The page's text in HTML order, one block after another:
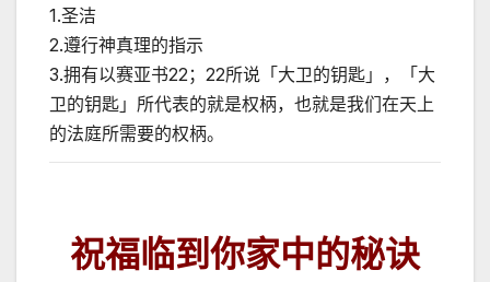
1.圣洁
2.遵行神真理的指示
3.拥有以赛亚书22；22所说「大卫的钥匙」，「大
卫的钥匙」所代表的就是权柄，也就是我们在天上
的法庭所需要的权柄。
祝福临到你家中的秘诀